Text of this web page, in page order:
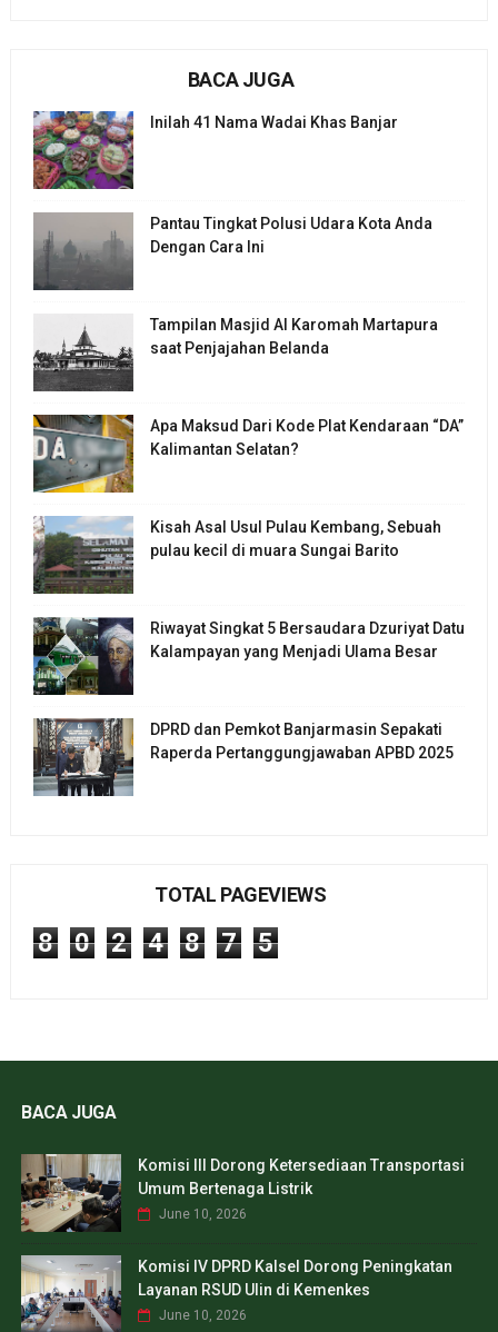
BACA JUGA
Inilah 41 Nama Wadai Khas Banjar
Pantau Tingkat Polusi Udara Kota Anda
Dengan Cara Ini
Tampilan Masjid Al Karomah Martapura
saat Penjajahan Belanda
Apa Maksud Dari Kode Plat Kendaraan “DA”
Kalimantan Selatan?
Kisah Asal Usul Pulau Kembang, Sebuah
pulau kecil di muara Sungai Barito
Riwayat Singkat 5 Bersaudara Dzuriyat Datu
Kalampayan yang Menjadi Ulama Besar
DPRD dan Pemkot Banjarmasin Sepakati
Raperda Pertanggungjawaban APBD 2025
TOTAL PAGEVIEWS
8 0 2 4 8 7 5
BACA JUGA
Komisi III Dorong Ketersediaan Transportasi
Umum Bertenaga Listrik
June 10, 2026
Komisi IV DPRD Kalsel Dorong Peningkatan
Layanan RSUD Ulin di Kemenkes
June 10, 2026